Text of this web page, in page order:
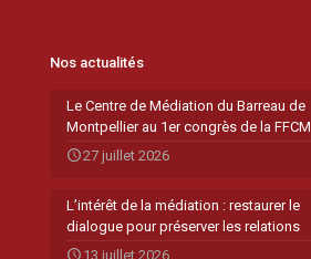
Nos actualités
Le Centre de Médiation du Barreau de
Montpellier au 1er congrès de la FFCM
27 juillet 2026
L’intérêt de la médiation : restaurer le
dialogue pour préserver les relations
13 juillet 2026